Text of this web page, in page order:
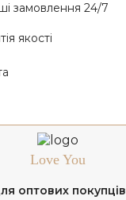
замовлення 24/7
якості
Love You
оптових покупців